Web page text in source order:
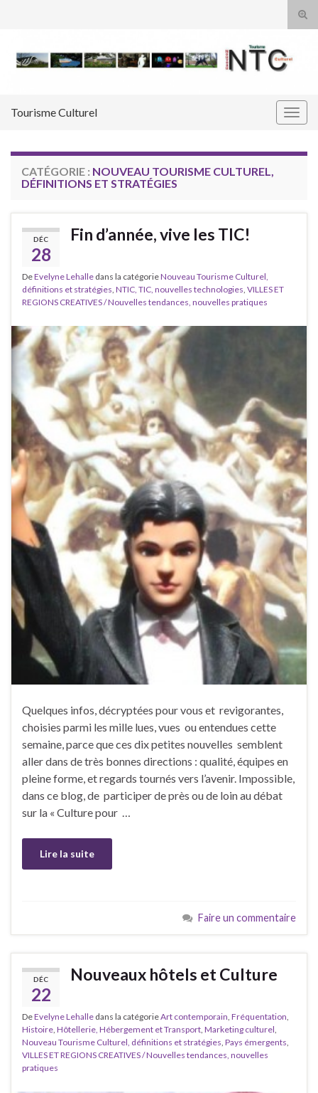
Tourisme Culturel
CATÉGORIE : NOUVEAU TOURISME CULTUREL,
DÉFINITIONS ET STRATÉGIES
DÉC
28
Fin d’année, vive les TIC!
DeEvelyne Lehalle dans la catégorieNouveau Tourisme Culturel,
définitions et stratégies, NTIC, TIC, nouvelles technologies, VILLES ET
REGIONS CREATIVES / Nouvelles tendances, nouvelles pratiques
Quelques infos, décryptées pour vous et revigorantes,
choisies parmi les mille lues, vues ou entendues cette
semaine, parce que ces dix petites nouvelles semblent
aller dans de très bonnes directions : qualité, équipes en
pleine forme, et regards tournés vers l’avenir. Impossible,
dans ce blog, de participer de près ou de loin au débat
sur la « Culture pour …
Lire la suite
Faire un commentaire
DÉC
22
Nouveaux hôtels et Culture
DeEvelyne Lehalle dans la catégorieArt contemporain Fréquentation
Histoire Hôtellerie, Hébergement et Transport Marketing culturel
Nouveau Tourisme Culturel, définitions et stratégies Pays émergents
VILLES ET REGIONS CREATIVES / Nouvelles tendances, nouvelles
pratiques